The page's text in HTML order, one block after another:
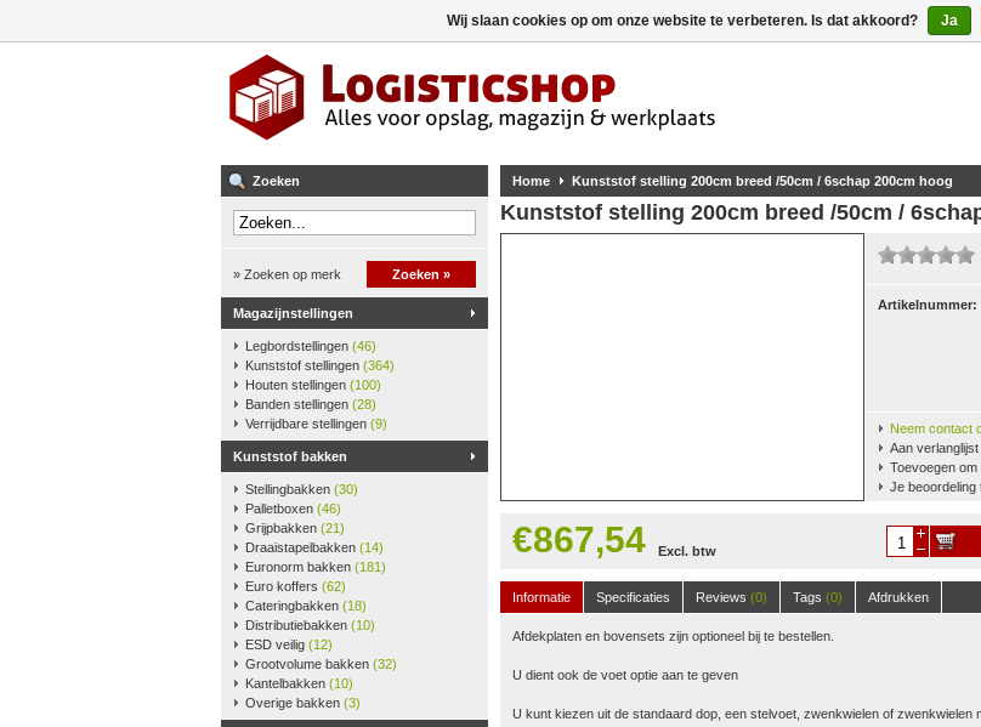
Zoeken
» Zoeken op merk Zoeken »
Magazijnstellingen
Legbordstellingen (46)
Kunststof stellingen (364)
Houten stellingen (100)
Banden stellingen (28)
Verrijdbare stellingen (9)
Kunststof bakken
Stellingbakken (30)
Palletboxen (46)
Grijpbakken (21)
Draaistapelbakken (14)
Euronorm bakken (181)
Euro koffers (62)
Cateringbakken (18)
Distributiebakken (10)
ESD veilig (12)
Grootvolume bakken (32)
Kantelbakken (10)
Overige bakken (3)
Home Kunststof stelling 200cm breed /50cm / 6schap 200cm hoog
Kunststof stelling 200cm breed /50cm /
Artikelnummer:
Neem contact
Aan
Toevoegen
Je beoordeling
€867,54 Excl. btw
Informatie
Specificaties Reviews (0) Tags (0) Afdrukken
Afdekplaten en bovensets zijn optioneel bij te bestellen.
U dient ook de voet optie aan te geven
U kunt kiezen uit de standaard dop, een stelvoet, zwenkwielen of zwenkwielen
Wij slaan cookies op om onze website te verbeteren. Is dat akkoord? Ja